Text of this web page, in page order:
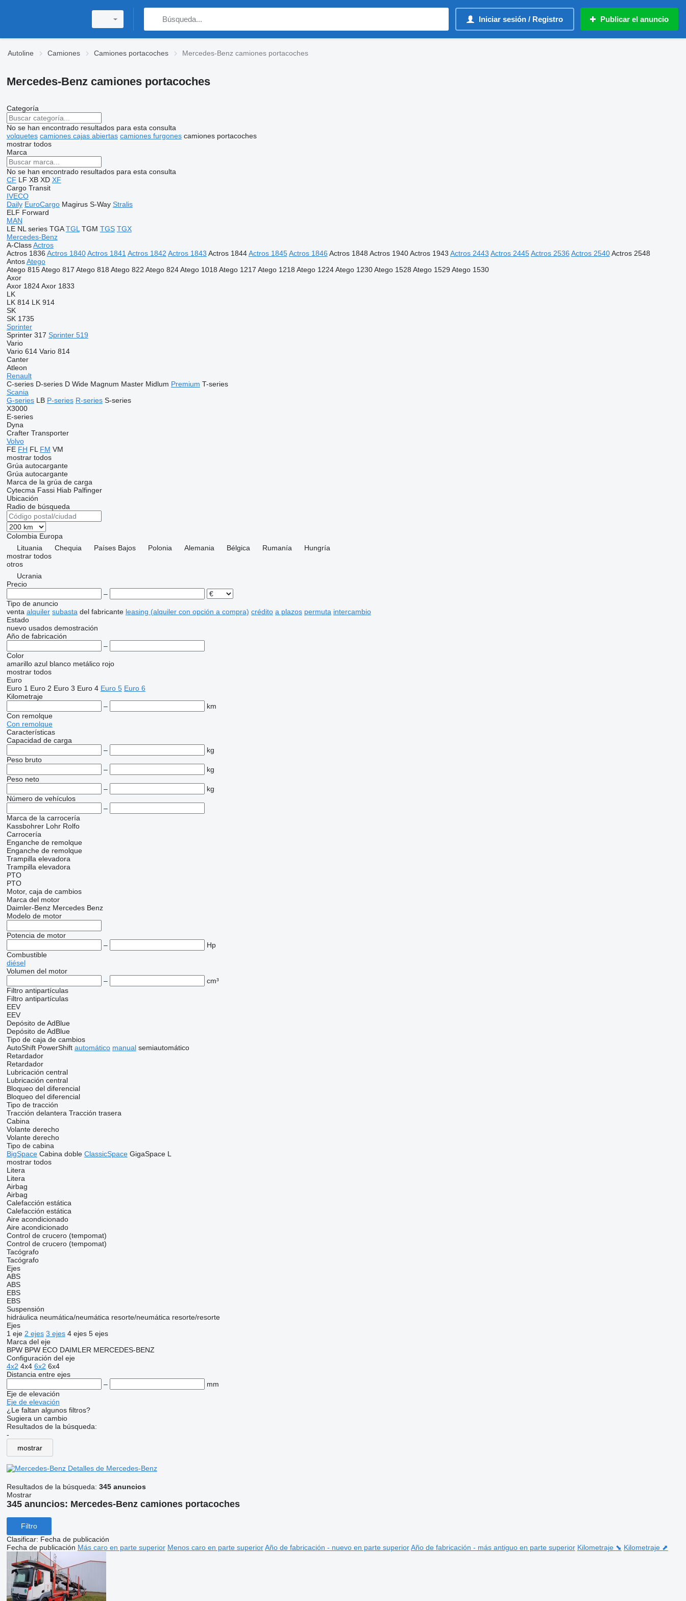
Iniciar sesión / Registro Publicar el anuncio
Autoline Camiones Camiones portacoches Mercedes-Benz camiones portacoches
Mercedes-Benz camiones portacoches
Categoría
No se han encontrado resultados para esta consulta
volquetes camiones cajas abiertas camiones furgones camiones portacoches
mostrar todos
Marca
No se han encontrado resultados para esta consulta
CF LF XB XD XF
Cargo Transit
IVECO
Daily EuroCargo Magirus S-Way Stralis
ELF Forward
MAN
LE NL series TGA TGL TGM TGS TGX
Mercedes-Benz
A-Class Actros
Actros 1836 Actros 1840 Actros 1841 Actros 1842 Actros 1843 Actros 1844 Actros 1845 Actros 1846 Actros 1848 Actros 1940 Actros 1943 Actros 2443 Actros 2445 Actros 2536 Actros 2540 Actros 2548
Antos Atego
Atego 815 Atego 817 Atego 818 Atego 822 Atego 824 Atego 1018 Atego 1217 Atego 1218 Atego 1224 Atego 1230 Atego 1528 Atego 1529 Atego 1530
Axor
Axor 1824 Axor 1833
LK
LK 814 LK 914
SK
SK 1735
Sprinter
Sprinter 317 Sprinter 519
Vario
Vario 614 Vario 814
Canter
Atleon
Renault
C-series D-series D Wide Magnum Master Midlum Premium T-series
Scania
G-series LB P-series R-series S-series
X3000
E-series
Dyna
Crafter Transporter
Volvo
FE FH FL FM VM
mostrar todos
Grúa autocargante
Grúa autocargante
Marca de la grúa de carga
Cytecma Fassi Hiab Palfinger
Ubicación
Radio de búsqueda
Colombia Europa
Lituania
Chequia Países Bajos Polonia Alemania Bélgica Rumanía
Hungría
mostrar todos
otros
Ucrania
Precio
–
Tipo de anuncio
venta alquiler subasta del fabricante leasing (alquiler con opción a compra) crédito a plazos permuta intercambio
Estado
nuevo usados demostración
Año de fabricación
–
Color
amarillo azul blanco metálico rojo
mostrar todos
Euro
Euro 1 Euro 2 Euro 3 Euro 4 Euro 5 Euro 6
Kilometraje
–
km
Con remolque
Con remolque
Características
Capacidad de carga
–
kg
Peso bruto
–
kg
Peso neto
–
kg
Número de vehículos
–
Marca de la carrocería
Kassbohrer Lohr Rolfo
Carrocería
Enganche de remolque
Enganche de remolque
Trampilla elevadora
Trampilla elevadora
PTO
PTO
Motor, caja de cambios
Marca del motor
Daimler-Benz Mercedes Benz
Modelo de motor
Potencia de motor
–
Hp
Combustible
diésel
Volumen del motor
–
cm³
Filtro antipartículas
Filtro antipartículas
EEV
EEV
Depósito de AdBlue
Depósito de AdBlue
Tipo de caja de cambios
AutoShift PowerShift automático manual semiautomático
Retardador
Retardador
Lubricación central
Lubricación central
Bloqueo del diferencial
Bloqueo del diferencial
Tipo de tracción
Tracción delantera Tracción trasera
Cabina
Volante derecho
Volante derecho
Tipo de cabina
BigSpace Cabina doble ClassicSpace GigaSpace L
mostrar todos
Litera
Litera
Airbag
Airbag
Calefacción estática
Calefacción estática
Aire acondicionado
Aire acondicionado
Control de crucero (tempomat)
Control de crucero (tempomat)
Tacógrafo
Tacógrafo
Ejes
ABS
ABS
EBS
EBS
Suspensión
hidráulica neumática/neumática resorte/neumática resorte/resorte
Ejes
1 eje 2 ejes 3 ejes 4 ejes 5 ejes
Marca del eje
BPW BPW ECO DAIMLER MERCEDES-BENZ
Configuración del eje
4x2 4x4 6x2 6x4
Distancia entre ejes
–
mm
Eje de elevación
Eje de elevación
¿Le faltan algunos filtros?
Sugiera un cambio
Resultados de la búsqueda:
-
mostrar
Detalles de Mercedes-Benz
Resultados de la búsqueda: 345 anuncios
Mostrar
345 anuncios: Mercedes-Benz camiones portacoches
Filtro
Clasificar: Fecha de publicación
Fecha de publicación Más caro en parte superior Menos caro en parte superior Año de fabricación - nuevo en parte superior Año de fabricación - más antiguo en parte superior Kilometraje ⬊ Kilometraje ⬈